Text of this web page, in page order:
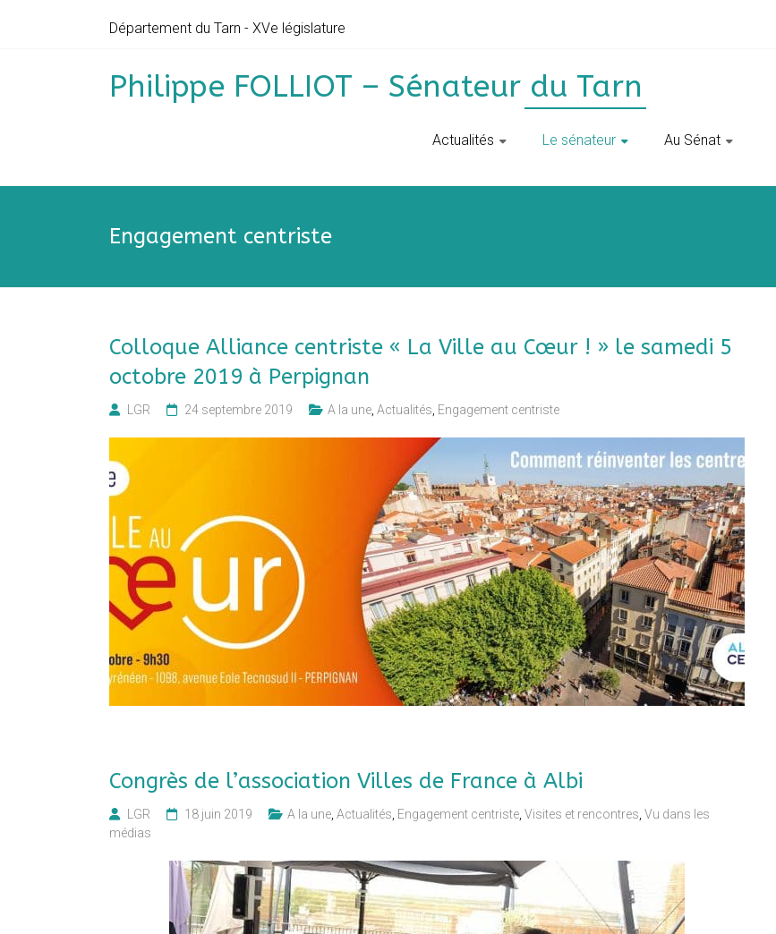
Département du Tarn - XVe législature
Philippe FOLLIOT – Sénateur du Tarn
Actualités Le sénateur Au Sénat
Engagement centriste
Colloque Alliance centriste « La Ville au Cœur ! » le samedi 5
octobre 2019 à Perpignan
LGR 24 septembre 2019 A la une Actualités Engagement centriste
Congrès de l’association Villes de France à Albi
LGR 18 juin 2019 A la une Actualités Engagement centriste Visites et rencontres Vu dans les
médias